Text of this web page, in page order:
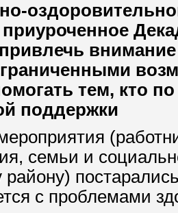
тем, кто
поддержки
семьи и
с проблемами